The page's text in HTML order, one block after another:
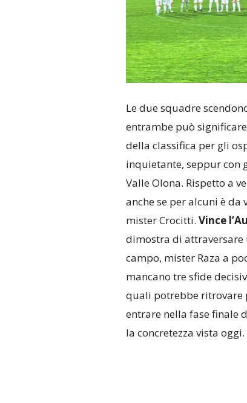
Le due squadre
entrambe può
della classifica per gli
inquietante, seppur con
Valle Olona. Rispetto a
anche se per alcuni è da
mister Crocitti. Vince
dimostra di attraversare
campo, mister Raza a
mancano tre sfide
quali potrebbe ritrovare
entrare nella fase finale
la concretezza vista oggi.